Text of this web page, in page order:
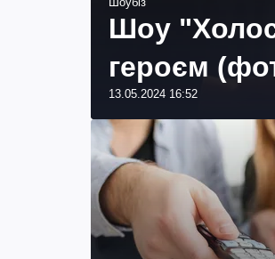
Шоу
героєм
13.05.2024 16:52